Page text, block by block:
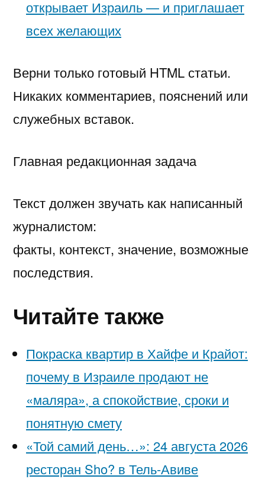
открывает Израиль — и приглашает
всех желающих
Верни только готовый HTML статьи.
Никаких комментариев, пояснений или
служебных вставок.
Главная редакционная задача
Текст должен звучать как написанный
журналистом:
факты, контекст, значение, возможные
последствия.
Читайте также
Покраска квартир в Хайфе и Крайот:
почему в Израиле продают не
«маляра», а спокойствие, сроки и
понятную смету
«Той самий день…»: 24 августа 2026
ресторан Sho? в Тель-Авиве